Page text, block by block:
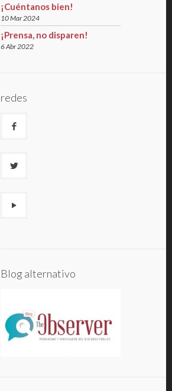
¡Cuéntanos bien!
10 Mar 2024
¡Prensa, no disparen!
6 Abr 2022
redes
Blog alternativo